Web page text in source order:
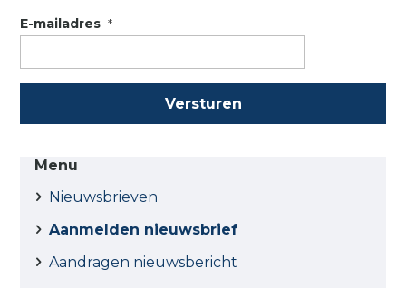
E-mailadres *
Menu
Nieuwsbrieven
Aanmelden nieuwsbrief
Aandragen nieuwsbericht